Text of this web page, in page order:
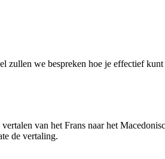
zullen we bespreken hoe je effectief kunt
van het Frans naar het
de vertaling.